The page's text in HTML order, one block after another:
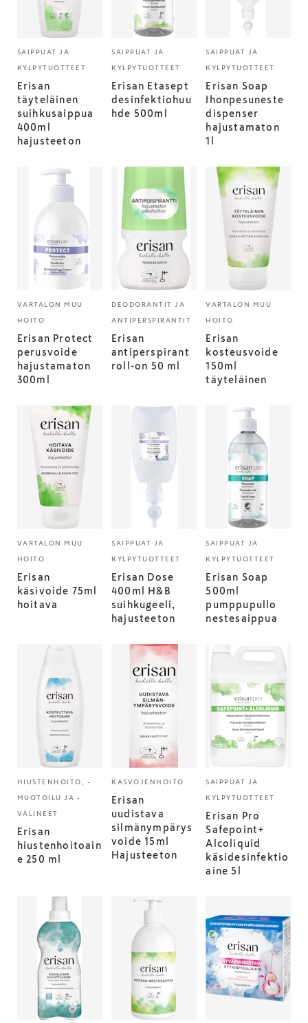
SAIPPUAT JA
KYLPYTUOTTEET
Erisan
täyteläinen
suihkusaippua
400ml
hajusteeton
SAIPPUAT JA
KYLPYTUOTTEET
Erisan Etasept
desinfektiohuu
hde 500ml
SAIPPUAT JA
KYLPYTUOTTEET
Erisan Soap
Ihonpesuneste
dispenser
hajustamaton
1l
VARTALON MUU
HOITO
Erisan Protect
perusvoide
hajustamaton
300ml
DEODORANTIT JA
ANTIPERSPIRANTIT
Erisan
antiperspirant
roll-on 50 ml
VARTALON MUU
HOITO
Erisan
kosteusvoide
150ml
täyteläinen
VARTALON MUU
HOITO
Erisan
käsivoide 75ml
hoitava
SAIPPUAT JA
KYLPYTUOTTEET
Erisan Dose
400ml H&B
suihkugeeli,
hajusteeton
SAIPPUAT JA
KYLPYTUOTTEET
Erisan Soap
500ml
pumppupullo
nestesaippua
HIUSTENHOITO, -
MUOTOILU JA -
VÄLINEET
Erisan
hiustenhoitoain
e 250 ml
KASVOJENHOITO
Erisan
uudistava
silmänympärys
voide 15ml
Hajusteeton
SAIPPUAT JA
KYLPYTUOTTEET
Erisan Pro
Safepoint+
Alcoliquid
käsidesinfektio
aine 5l